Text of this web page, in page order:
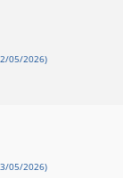
05/2026)
05/2026)